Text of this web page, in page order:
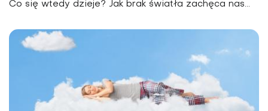
Co się wtedy dzieje? Jak brak światła zachęca nas...